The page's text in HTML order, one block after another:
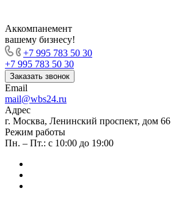
Аккомпанемент
вашему бизнесу!
+7 995 783 50 30
+7 995 783 50 30
Заказать звонок
Email
mail@wbs24.ru
Адрес
г. Москва, Ленинский проспект, дом 66
Режим работы
Пн. – Пт.: с 10:00 до 19:00